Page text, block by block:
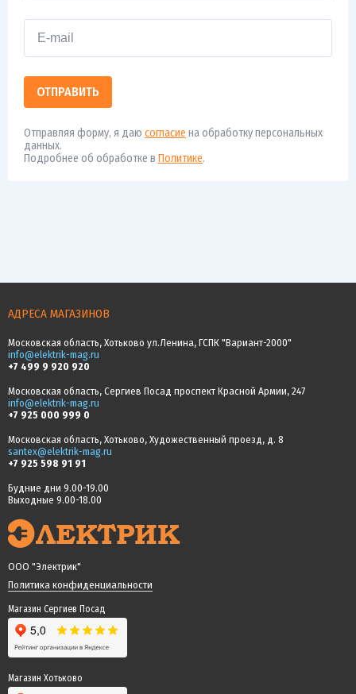
ОТПРАВИТЬ
Отправляя форму, я даю согласие на обработку персональных
данных.
Подробнее об обработке в Политике.
АДРЕСА МАГАЗИНОВ
Московская область, Хотьково ул.Ленина, ГСПК "Вариант-2000"
info@elektrik-mag.ru
+7 499 9 920 920
Московская область, Сергиев Посад проспект Красной Армии, 247
info@elektrik-mag.ru
+7 925 000 999 0
Московская область, Хотьково, Художественный проезд, д. 8
santex@elektrik-mag.ru
+7 925 598 91 91
Будние дни 9.00-19.00
Выходные 9.00-18.00
ООО "Электрик"
Политика конфиденциальности
Магазин Сергиев Посад
Магазин Хотьково